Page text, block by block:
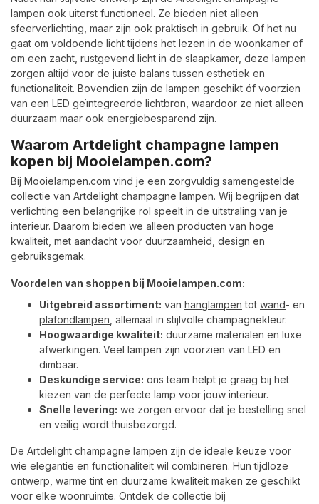
lampen ook uiterst functioneel. Ze bieden niet alleen
sfeerverlichting, maar zijn ook praktisch in gebruik. Of het nu
gaat om voldoende licht tijdens het lezen in de woonkamer of
om een zacht, rustgevend licht in de slaapkamer, deze lampen
zorgen altijd voor de juiste balans tussen esthetiek en
functionaliteit. Bovendien zijn de lampen geschikt óf voorzien
van een LED geïntegreerde lichtbron, waardoor ze niet alleen
duurzaam maar ook energiebesparend zijn.
Waarom Artdelight champagne lampen
kopen bij Mooielampen.com?
Bij Mooielampen.com vind je een zorgvuldig samengestelde
collectie van Artdelight champagne lampen. Wij begrijpen dat
verlichting een belangrijke rol speelt in de uitstraling van je
interieur. Daarom bieden we alleen producten van hoge
kwaliteit, met aandacht voor duurzaamheid, design en
gebruiksgemak.
Voordelen van shoppen bij Mooielampen.com:
Uitgebreid assortiment: van hanglampen tot wand- en
plafondlampen , allemaal in stijlvolle champagnekleur.
Hoogwaardige kwaliteit: duurzame materialen en luxe
afwerkingen. Veel lampen zijn voorzien van LED en
dimbaar.
Deskundige service: ons team helpt je graag bij het
kiezen van de perfecte lamp voor jouw interieur.
Snelle levering: we zorgen ervoor dat je bestelling snel
en veilig wordt thuisbezorgd.
De Artdelight champagne lampen zijn de ideale keuze voor
wie elegantie en functionaliteit wil combineren. Hun tijdloze
ontwerp, warme tint en duurzame kwaliteit maken ze geschikt
voor elke woonruimte. Ontdek de collectie bij